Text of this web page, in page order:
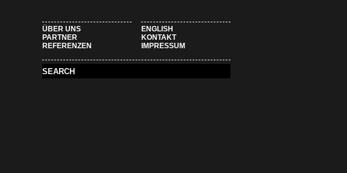
ÜBER UNS
PARTNER
REFERENZEN
ENGLISH
KONTAKT
IMPRESSUM